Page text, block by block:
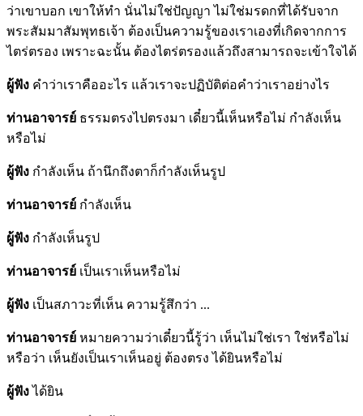
ว่าเขาบอก เขาให้ทำ นั่นไม่ใช่ปัญญา ไม่ใช่มรดกที่ได้รับจาก
พระสัมมาสัมพุทธเจ้า ต้องเป็นความรู้ของเราเองที่เกิดจากการ
ไตร่ตรอง เพราะฉะนั้น ต้องไตร่ตรองแล้วถึงสามารถจะเข้าใจได้
ผู้ฟัง คำว่าเราคืออะไร แล้วเราจะปฏิบัติต่อคำว่าเราอย่างไร
ท่านอาจารย์ ธรรมตรงไปตรงมา เดี๋ยวนี้เห็นหรือไม่ กำลังเห็น
หรือไม่
ผู้ฟัง กำลังเห็น ถ้านึกถึงตาก็กำลังเห็นรูป
ท่านอาจารย์ กำลังเห็น
ผู้ฟัง กำลังเห็นรูป
ท่านอาจารย์ เป็นเราเห็นหรือไม่
ผู้ฟัง เป็นสภาวะที่เห็น ความรู้สึกว่า ...
ท่านอาจารย์ หมายความว่าเดี๋ยวนี้รู้ว่า เห็นไม่ใช่เรา ใช่หรือไม่
หรือว่า เห็นยังเป็นเราเห็นอยู่ ต้องตรง ได้ยินหรือไม่
ผู้ฟังได้ยิน